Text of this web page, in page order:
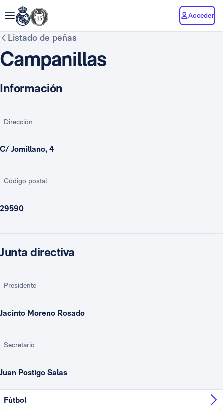
Acceder
Listado de peñas
Campanillas
Información
Dirección
C/ Jomillano, 4
Código postal
29590
Junta directiva
Presidente
Jacinto Moreno Rosado
Secretario
Juan Postigo Salas
Fútbol